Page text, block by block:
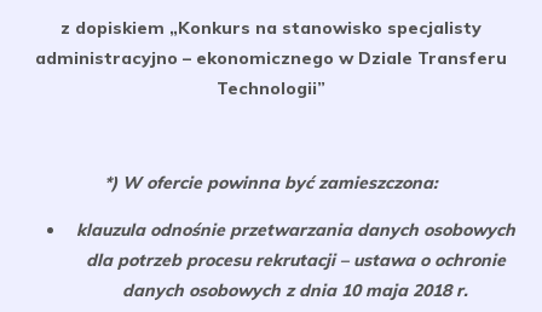
z dopiskiem „Konkurs na stanowisko specjalisty
administracyjno – ekonomicznego w Dziale Transferu
Technologii”
*) W ofercie powinna być zamieszczona:
klauzula odnośnie przetwarzania danych osobowych
dla potrzeb procesu rekrutacji – ustawa o ochronie
danych osobowych z dnia 10 maja 2018 r.